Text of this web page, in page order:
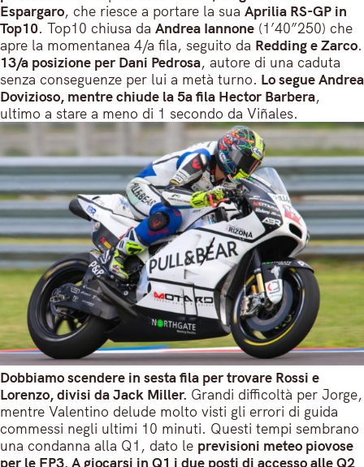
Espargaro, che riesce a portare la sua Aprilia RS-GP in
Top10. Top10 chiusa da Andrea Iannone (1’40”250) che
apre la momentanea 4/a fila, seguito da Redding e Zarco.
13/a posizione per Dani Pedrosa, autore di una caduta
senza conseguenze per lui a metà turno. Lo segue Andrea
Dovizioso, mentre chiude la 5a fila Hector Barbera,
ultimo a stare a meno di 1 secondo da Viñales.
Dobbiamo scendere in sesta fila per trovare Rossi e
Lorenzo, divisi da Jack Miller. Grandi difficoltà per Jorge,
mentre Valentino delude molto visti gli errori di guida
commessi negli ultimi 10 minuti. Questi tempi sembrano
una condanna alla Q1, dato le previsioni meteo piovose
per le FP3. A giocarsi in Q1 i due posti di accesso alle Q2